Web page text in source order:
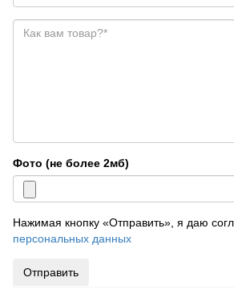
Фото (не более 2мб)
Нажимая кнопку «Отправить», я даю
персональных данных
Отправить